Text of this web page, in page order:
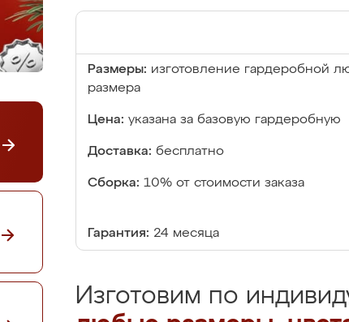
Размеры: изготовление гардеробной
размера
Цена: указана за базовую гардеробную
Доставка: бесплатно
Сборка: 10% от стоимости заказа
Гарантия: 24 месяца
Изготовим по